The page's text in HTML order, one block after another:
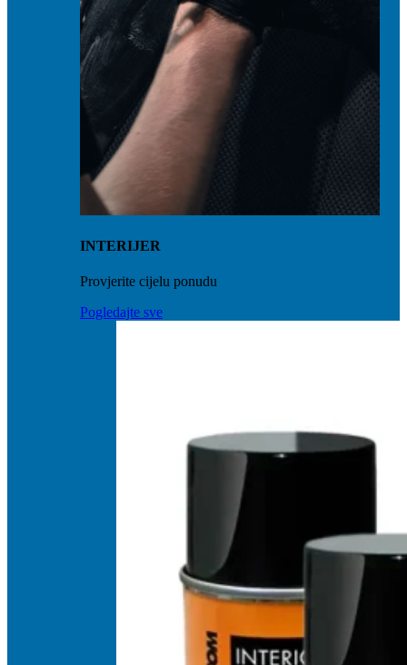
INTERIJER
Provjerite cijelu ponudu
Pogledajte sve